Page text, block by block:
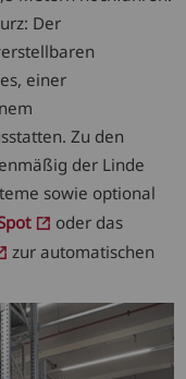
Der
einer
Zu den
der Linde
sowie optional
oder das
zur automatischen